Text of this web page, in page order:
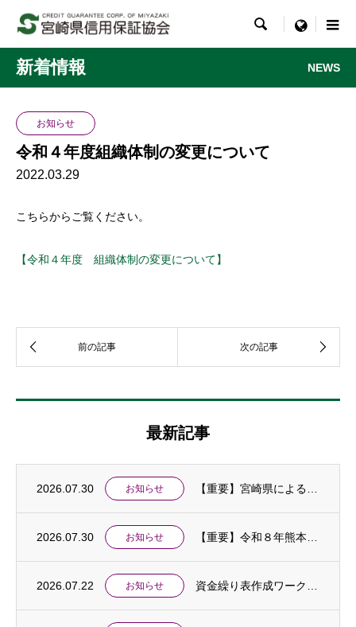
 menu
新着情報 NEWS
お知らせ
令和４年度組織体制の変更について
2022.03.29
こちらからご覧ください。
【令和４年度 組織体制の変更について】
最新記事
2026.07.30 お知らせ
2026.07.30 お知らせ
2026.07.22 お知らせ